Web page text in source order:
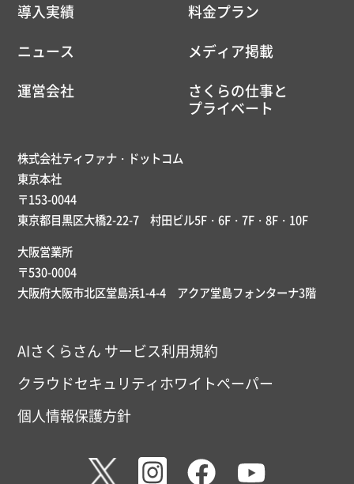
導入実績
料金プラン
ニュース
メディア掲載
運営会社
さくらの仕事と
プライベート
株式会社ティファナ・ドットコム
東京本社
〒153-0044
東京都目黒区大橋2-22-7 村田ビル5F・6F・7F・8F・10F
大阪営業所
〒530-0004
大阪府大阪市北区堂島浜1-4-4 アクア堂島フォンターナ3階
AIさくらさん サービス利用規約
クラウドセキュリティホワイトペーパー
個人情報保護方針